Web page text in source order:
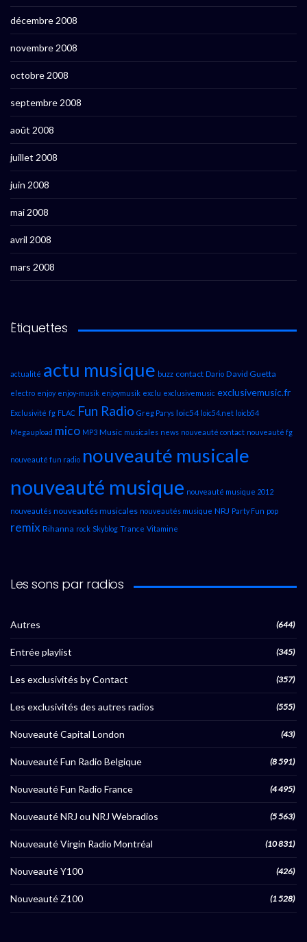
décembre 2008
novembre 2008
octobre 2008
septembre 2008
août 2008
juillet 2008
juin 2008
mai 2008
avril 2008
mars 2008
Étiquettes
actualité actu musique buzz contact Dario David Guetta
electro enjoy enjoy-musik enjoymusik exclu exclusivemusic exclusivemusic.fr
Exclusivité fg FLAC Fun Radio Greg Parys loic54 loic54.net loicb54
Megaupload mico MP3 Music musicales news nouveauté contact nouveauté fg
nouveauté fun radio nouveauté musicale
nouveauté musique nouveauté musique 2012
nouveautés nouveautés musicales nouveautés musique NRJ Party Fun pop
remix Rihanna rock Skyblog Trance Vitamine
Les sons par radios
Autres (644)
Entrée playlist (345)
Les exclusivités by Contact (357)
Les exclusivités des autres radios (555)
Nouveauté Capital London (43)
Nouveauté Fun Radio Belgique (8 591)
Nouveauté Fun Radio France (4 495)
Nouveauté NRJ ou NRJ Webradios (5 563)
Nouveauté Virgin Radio Montréal (10 831)
Nouveauté Y100 (426)
Nouveauté Z100 (1 528)